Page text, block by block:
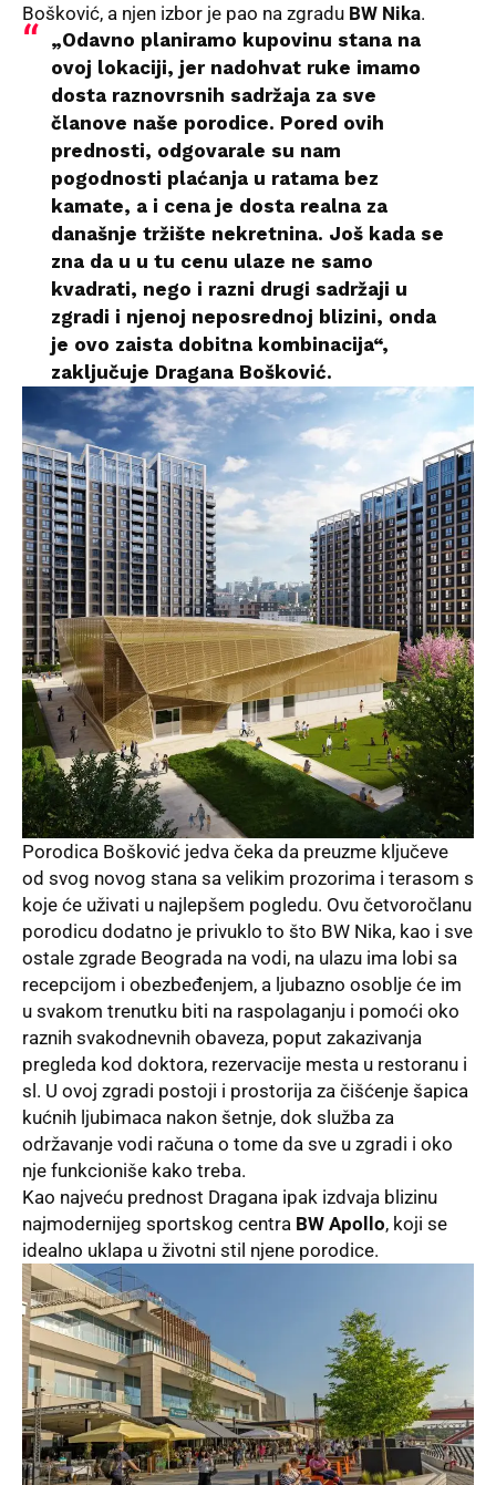
Bošković, a njen izbor je pao na zgradu BW Nika.
„Odavno planiramo kupovinu stana na
ovoj lokaciji, jer nadohvat ruke imamo
dosta raznovrsnih sadržaja za sve
članove naše porodice. Pored ovih
prednosti, odgovarale su nam
pogodnosti plaćanja u ratama bez
kamate, a i cena je dosta realna za
današnje tržište nekretnina. Još kada se
zna da u u tu cenu ulaze ne samo
kvadrati, nego i razni drugi sadržaji u
zgradi i njenoj neposrednoj blizini, onda
je ovo zaista dobitna kombinacija“,
zaključuje Dragana Bošković.
Porodica Bošković jedva čeka da preuzme ključeve
od svog novog stana sa velikim prozorima i terasom s
koje će uživati u najlepšem pogledu. Ovu četvoročlanu
porodicu dodatno je privuklo to što BW Nika, kao i sve
ostale zgrade Beograda na vodi, na ulazu ima lobi sa
recepcijom i obezbeđenjem, a ljubazno osoblje će im
u svakom trenutku biti na raspolaganju i pomoći oko
raznih svakodnevnih obaveza, poput zakazivanja
pregleda kod doktora, rezervacije mesta u restoranu i
sl. U ovoj zgradi postoji i prostorija za čišćenje šapica
kućnih ljubimaca nakon šetnje, dok služba za
održavanje vodi računa o tome da sve u zgradi i oko
nje funkcioniše kako treba.
Kao najveću prednost Dragana ipak izdvaja blizinu
najmodernijeg sportskog centra BW Apollo, koji se
idealno uklapa u životni stil njene porodice.